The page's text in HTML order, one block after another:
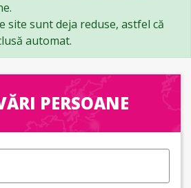
site sunt deja reduse, astfel că
automat.
PERSOANE